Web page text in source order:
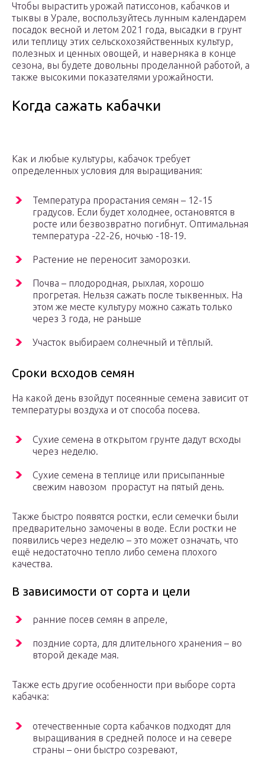
Чтобы вырастить урожай патиссонов, кабачков и
тыквы в Урале, воспользуйтесь лунным календарем
посадок весной и летом 2021 года, высадки в грунт
или теплицу этих сельскохозяйственных культур,
полезных и ценных овощей, и наверняка в конце
сезона, вы будете довольны проделанной работой, а
также высокими показателями урожайности.
Когда сажать кабачки
Как и любые культуры, кабачок требует
определенных условия для выращивания:
Температура прорастания семян – 12-15
градусов. Если будет холоднее, остановятся в
росте или безвозвратно погибнут. Оптимальная
температура -22-26, ночью -18-19.
Растение не переносит заморозки.
Почва – плодородная, рыхлая, хорошо
прогретая. Нельзя сажать после тыквенных. На
этом же месте культуру можно сажать только
через 3 года, не раньше
Участок выбираем солнечный и тёплый.
Сроки всходов семян
На какой день взойдут посеянные семена зависит от
температуры воздуха и от способа посева.
Сухие семена в открытом грунте дадут всходы
через неделю.
Сухие семена в теплице или присыпанные
свежим навозом прорастут на пятый день.
Также быстро появятся ростки, если семечки были
предварительно замочены в воде. Если ростки не
появились через неделю – это может означать, что
ещё недостаточно тепло либо семена плохого
качества.
В зависимости от сорта и цели
ранние посев семян в апреле,
поздние сорта, для длительного хранения – во
второй декаде мая.
Также есть другие особенности при выборе сорта
кабачка:
отечественные сорта кабачков подходят для
выращивания в средней полосе и на севере
страны – они быстро созревают,